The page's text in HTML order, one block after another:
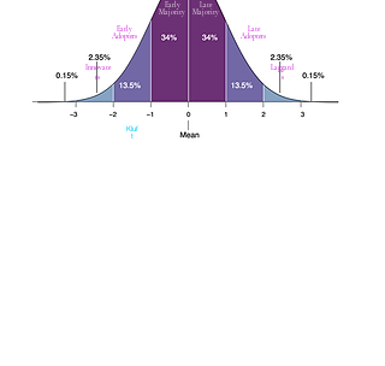
Kluf
t
Innovate
rs
Early
Adopters
Early
Majority
Late
Majority
Late
Adopters
Laggard
s